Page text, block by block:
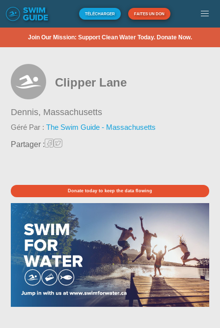
TÉLÉCHARGER FAITES UN DON
Join Our Mission: Support Clean Water Today. Donate Now.
Clipper Lane
Dennis, Massachusetts
Géré Par :The Swim Guide - Massachusetts
Partager :
Donate today to keep the data flowing